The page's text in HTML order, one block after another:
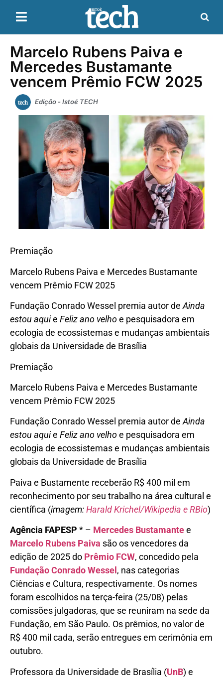
Marcelo Rubens Paiva e
Mercedes Bustamante
vencem Prêmio FCW 2025
Edição - Istoé TECH
Premiação
Marcelo Rubens Paiva e Mercedes Bustamante
vencem Prêmio FCW 2025
Fundação Conrado Wessel premia autor deAinda
estou aquie Feliz ano velhoe pesquisadora em
ecologia de ecossistemas e mudanças ambientais
globais da Universidade de Brasília
Premiação
Marcelo Rubens Paiva e Mercedes Bustamante
vencem Prêmio FCW 2025
Fundação Conrado Wessel premia autor deAinda
estou aquie Feliz ano velhoe pesquisadora em
ecologia de ecossistemas e mudanças ambientais
globais da Universidade de Brasília
Paiva e Bustamente receberão R$ 400 mil em
reconhecimento por seu trabalho na área cultural e
científica (imagem:Harald Krichel/Wikipedia e RBio)
Agência FAPESP * – Mercedes Bustamantee
Marcelo Rubens Paiva são os vencedores da
edição de 2025 do Prêmio FCW, concedido pela
Fundação Conrado Wessel , nas categorias
Ciências e Cultura, respectivamente. Os nomes
foram escolhidos na terça-feira (25/08) pelas
comissões julgadoras, que se reuniram na sede da
Fundação, em São Paulo. Os prêmios, no valor de
R$ 400 mil cada, serão entregues em cerimônia em
outubro.
Professora da Universidade de Brasília (UnB) e